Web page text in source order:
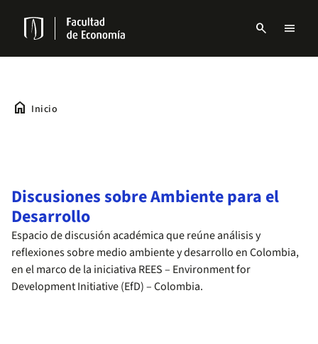
contenido
principal
Navbar
search menu
home Inicio
Discusiones sobre Ambiente para el
Desarrollo
Espacio de discusión académica que reúne análisis y
reflexiones sobre medio ambiente y desarrollo en Colombia,
en el marco de la iniciativa REES – Environment for
Development Initiative (EfD) – Colombia.